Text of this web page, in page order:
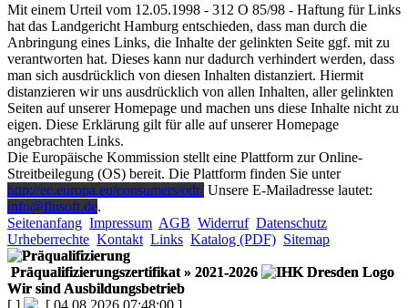
Mit einem Urteil vom 12.05.1998 - 312 O 85/98 - Haftung für Links
hat das Landgericht Hamburg entschieden, dass man durch die
Anbringung eines Links, die Inhalte der gelinkten Seite ggf. mit zu
verantworten hat. Dieses kann nur dadurch verhindert werden, dass
man sich ausdrücklich von diesen Inhalten distanziert. Hiermit
distanzieren wir uns ausdrücklich von allen Inhalten, aller gelinkten
Seiten auf unserer Homepage und machen uns diese Inhalte nicht zu
eigen. Diese Erklärung gilt für alle auf unserer Homepage
angebrachten Links.
Die Europäische Kommission stellt eine Plattform zur Online-
Streitbeilegung (OS) bereit. Die Plattform finden Sie unter
http://ec.europa.eu/consumers/odr/Unsere E-Mailadresse lautet:
info@flusoft.de.
Seitenanfang Impressum AGB Widerruf Datenschutz
Urheberrechte Kontakt Links Katalog (PDF) Sitemap
Präqualifizierungszertifikat » 2021-2026
Wir sind Ausbildungsbetrieb
[ ] [ 04.08.2026 07:48:00 ]